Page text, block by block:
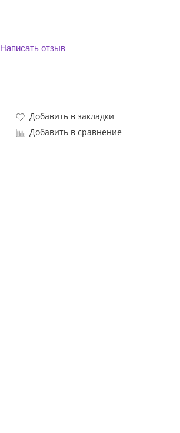
Написать отзыв
Добавить в закладки
Добавить в сравнение